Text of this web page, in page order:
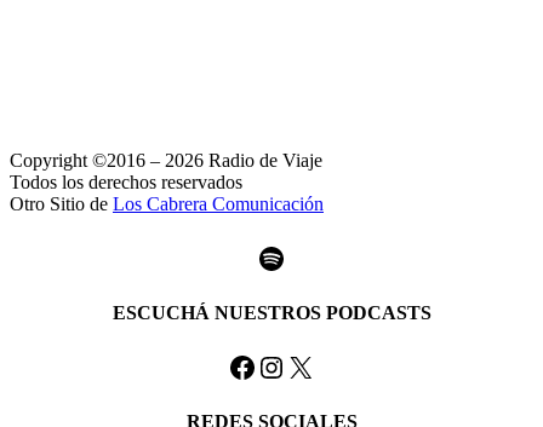
Copyright ©2016 – 2026 Radio de Viaje
Todos los derechos reservados
Otro Sitio de Los Cabrera Comunicación
Spotify
ESCUCHÁ NUESTROS PODCASTS
Facebook
Instagram
X
REDES SOCIALES